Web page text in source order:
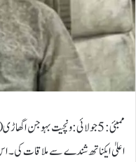
ممبئی: 5 جولائی:ونچیت بہوجن
اعلیٰ ایکناتھ شندے سے ملاقات کی۔